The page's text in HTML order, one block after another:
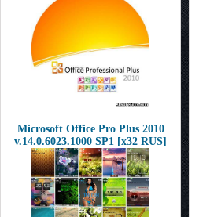
Microsoft Office Pro Plus 2010
v.14.0.6023.1000 SP1 [x32 RUS]